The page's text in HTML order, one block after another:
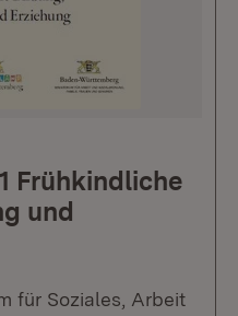
Frühkindliche
und
für Soziales, Arbeit